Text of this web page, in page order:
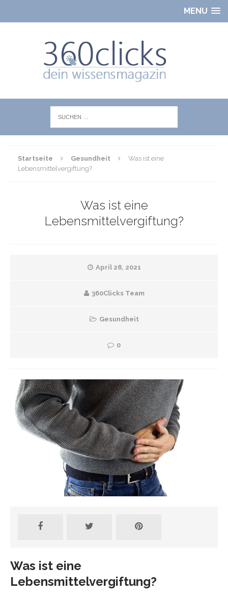
MENU
Startseite Gesundheit
Was ist eine
Lebensmittelvergiftung?
Was ist eine
Lebensmittelvergiftung?
April 28, 2021
360Clicks Team
Gesundheit
0
Was ist eine
Lebensmittelvergiftung?